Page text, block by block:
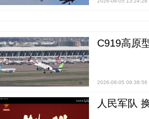
C919高原
2026-08-05 09:38:56
人民军队